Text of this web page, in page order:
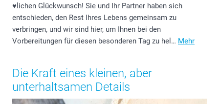
♥️lichen Glückwunsch! Sie und Ihr Partner haben sich
entschieden, den Rest Ihres Lebens gemeinsam zu
verbringen, und wir sind hier, um Ihnen bei den
Vorbereitungen für diesen besonderen Tag zu hel… Mehr
Die Kraft eines kleinen, aber
unterhaltsamen Details